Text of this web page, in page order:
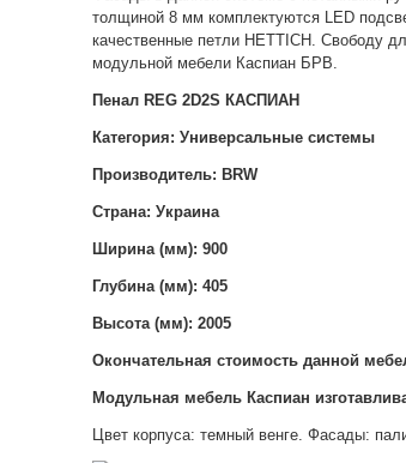
толщиной 8 мм комплектуются LED
качественные петли HETTICH. Свободу
модульной мебели Каспиан БРВ.
Пенал REG 2D2S КАСПИАН
Категория: Универсальные системы
Производитель: BRW
Страна: Украина
Ширина (мм): 900
Глубина (мм): 405
Высота (мм): 2005
Окончательная стоимость данной
Модульная мебель Каспиан
Цвет корпуса: темный венге. Фасады: